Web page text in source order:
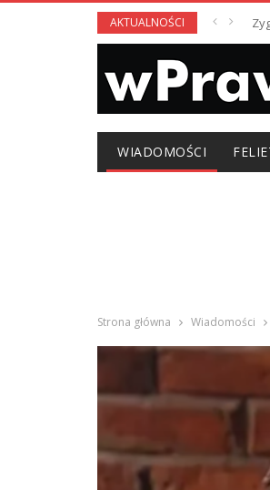
AKTUALNOŚCI
WIADOMOŚCI
Strona główna Wiadomości